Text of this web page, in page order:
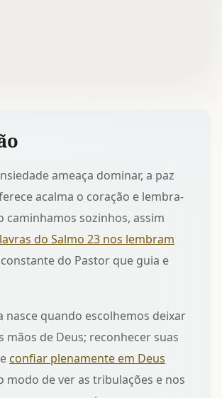
ameaça dominar, a paz
acalma o coração e lembra-
caminhamos sozinhos, assim
do Salmo 23 nos lembram
do Pastor que guia e
nasce quando escolhemos deixar
mãos de Deus; reconhecer suas
confiar plenamente em Deus
modo de ver as tribulações e nos